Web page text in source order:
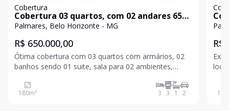
Cobertura
Cobertura 03 quartos, com 02 andares 650
mil
Palmares, Belo Horizonte - MG
R$ 650.000,00
Ótima cobertura com 03 quartos com armários, 02
banhos sendo 01 suite, sala para 02 ambientes,
terraço com 01 sala , 01 banho e ótimo terraço com
visita definitiva, e sol da manhã, garagem para 02
180m² 3 3 1 2
R$
170